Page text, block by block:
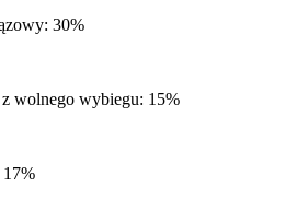
30%
z wolnego wybiegu: 15%